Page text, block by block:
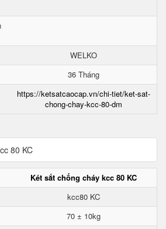
WELKO
36 Tháng
https://ketsatcaocap.vn/chi-tiet/ket-sat-
chong-chay-kcc-80-dm
Két sắt chống cháy kcc 80 KC
kcc80 KC
70 ± 10kg